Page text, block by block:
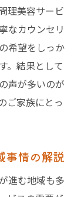
理美容サービ
なカウンセリ
希望をしっか
。結果として
声が多いのが
ご家族にとっ
事情の解説
進む地域も多